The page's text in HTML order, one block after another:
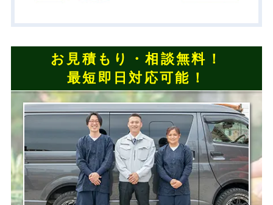
お見積もり・相談無料！
最短即日対応可能！